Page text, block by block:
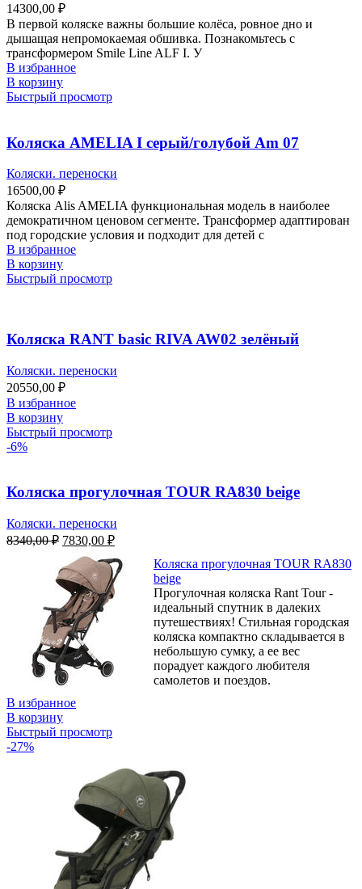
14300,00 ₽
В первой коляске важны большие колёса, ровное дно и
дышащая непромокаемая обшивка. Познакомьтесь с
трансформером Smile Line ALF I. У
В избранное
В корзину
Быстрый просмотр
Коляска AMELIA I серый/голубой Am 07
Коляски. переноски
16500,00 ₽
Коляска Alis AMELIA функциональная модель в наиболее
демократичном ценовом сегменте. Трансформер адаптирован
под городские условия и подходит для детей с
В избранное
В корзину
Быстрый просмотр
Коляска RANT basic RIVA AW02 зелёный
Коляски. переноски
20550,00 ₽
В избранное
В корзину
Быстрый просмотр
-6%
Коляска прогулочная TOUR RA830 beige
Коляски. переноски
8340,00₽ 7830,00 ₽
Коляска прогулочная TOUR RA830
beige
Прогулочная коляска Rant Tour -
идеальный спутник в далеких
путешествиях! Стильная городская
коляска компактно складывается в
небольшую сумку, а ее вес
порадует каждого любителя
самолетов и поездов.
В избранное
В корзину
Быстрый просмотр
-27%